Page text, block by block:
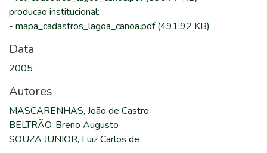
producao institucional:
- mapa_cadastros_lagoa_canoa.pdf(491.92 KB)
Data
2005
Autores
MASCARENHAS, João de Castro
BELTRÃO, Breno Augusto
SOUZA JUNIOR, Luiz Carlos de